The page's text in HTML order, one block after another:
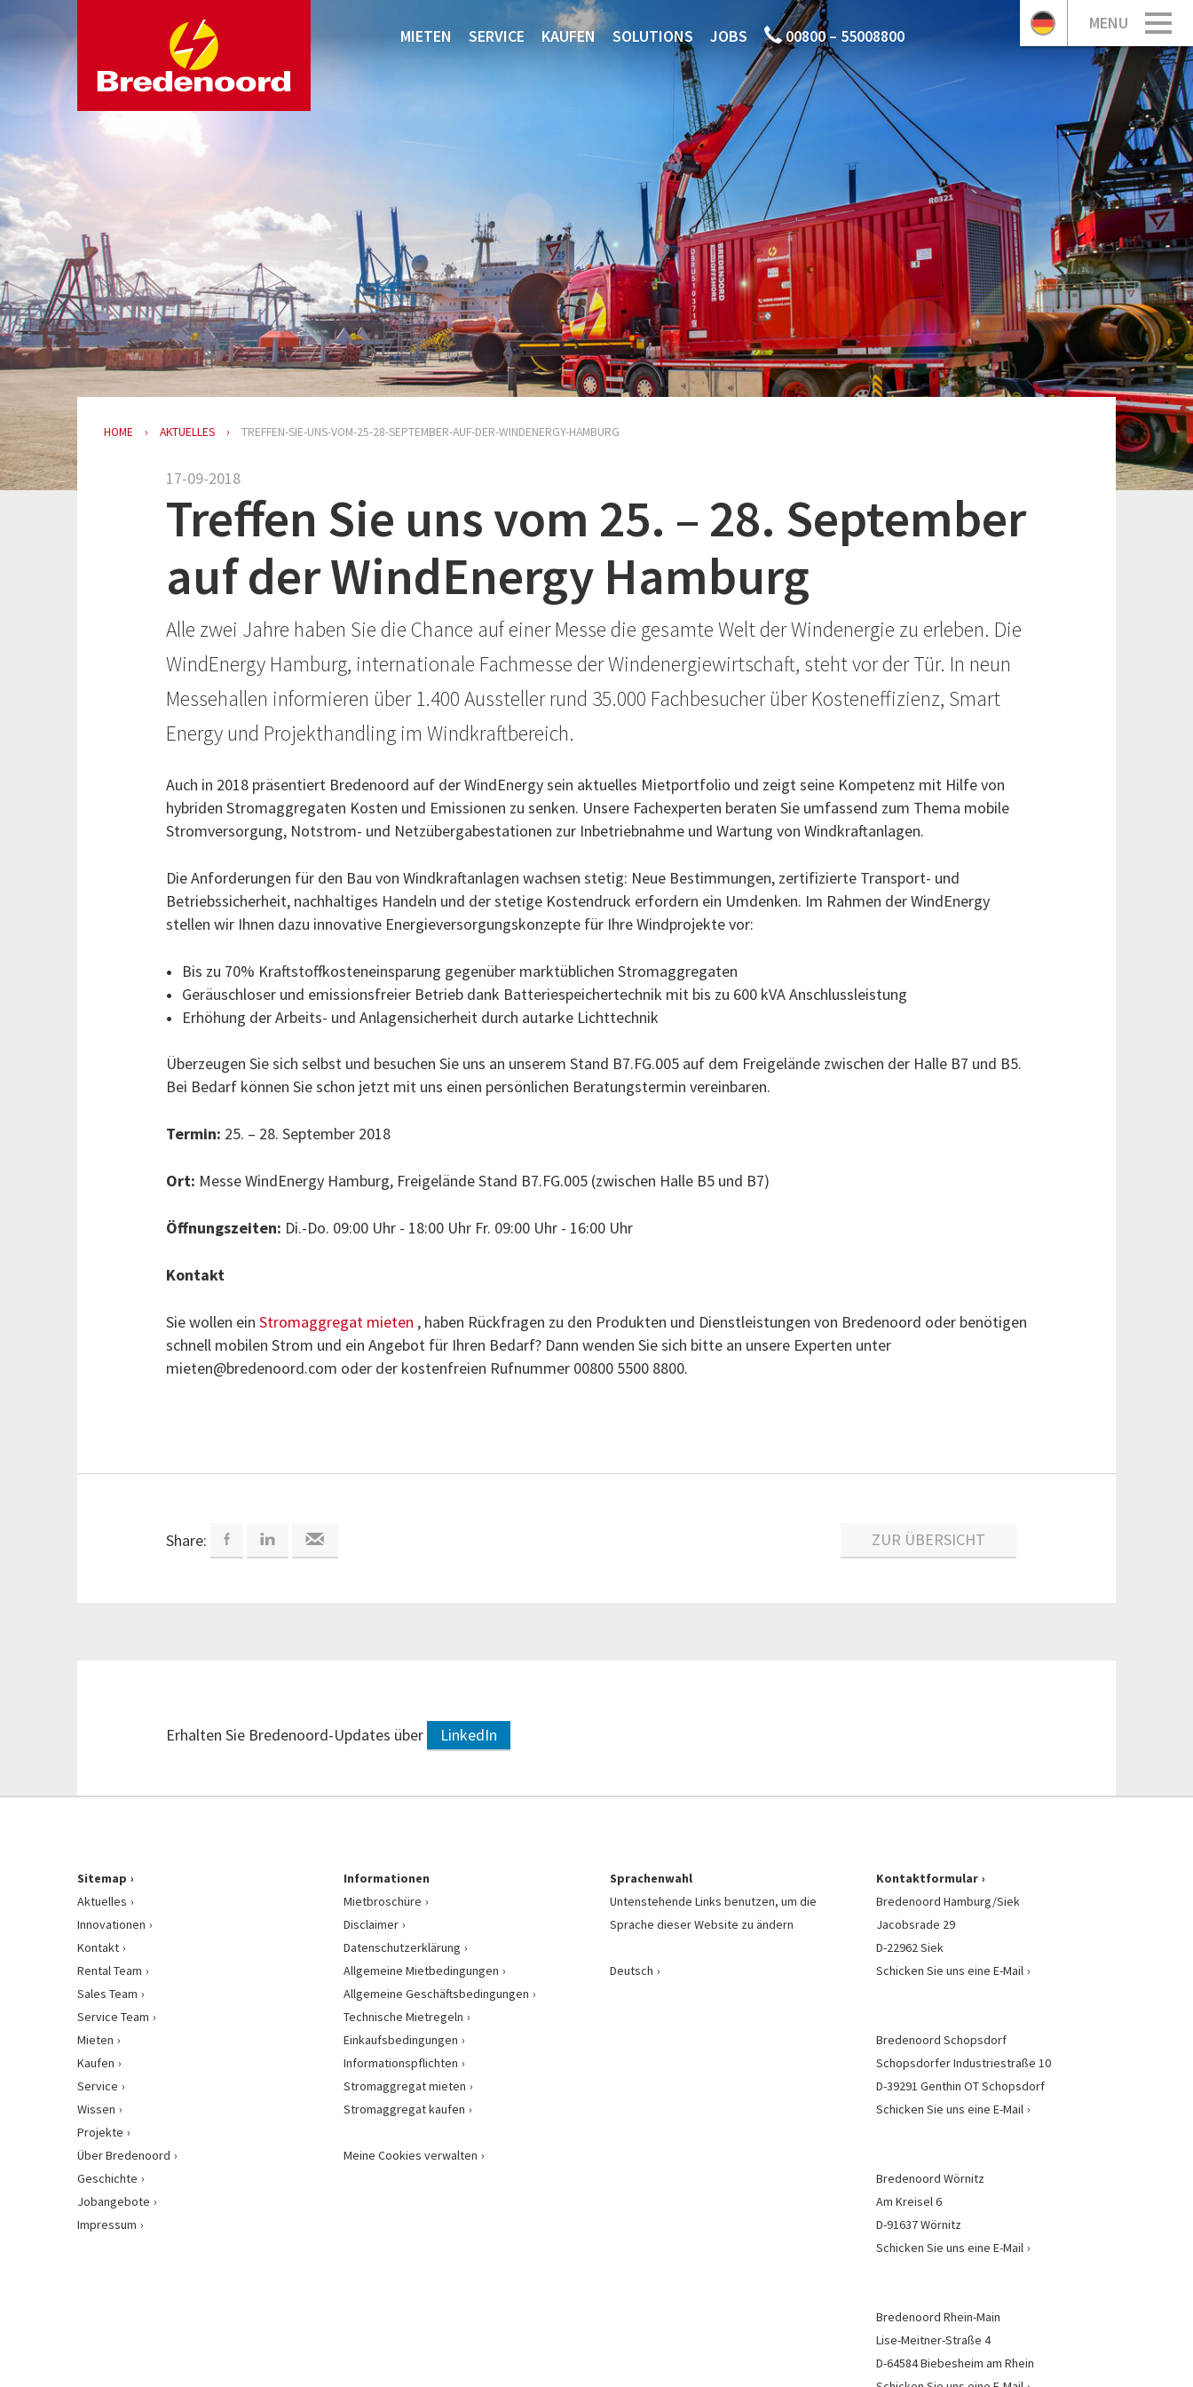
MENU
MIETEN SERVICE KAUFEN SOLUTIONS JOBS 00800 – 55008800
HOME AKTUELLES TREFFEN-SIE-UNS-VOM-25-28-SEPTEMBER-AUF-DER-WINDENERGY-HAMBURG
17-09-2018
Treffen Sie uns vom 25. – 28. September
auf der WindEnergy Hamburg
Alle zwei Jahre haben Sie die Chance auf einer Messe die gesamte Welt der Windenergie zu erleben. Die
WindEnergy Hamburg, internationale Fachmesse der Windenergiewirtschaft, steht vor der Tür. In neun
Messehallen informieren über 1.400 Aussteller rund 35.000 Fachbesucher über Kosteneffizienz, Smart
Energy und Projekthandling im Windkraftbereich.
Auch in 2018 präsentiert Bredenoord auf der WindEnergy sein aktuelles Mietportfolio und zeigt seine Kompetenz mit Hilfe von
hybriden Stromaggregaten Kosten und Emissionen zu senken. Unsere Fachexperten beraten Sie umfassend zum Thema mobile
Stromversorgung, Notstrom- und Netzübergabestationen zur Inbetriebnahme und Wartung von Windkraftanlagen.
Die Anforderungen für den Bau von Windkraftanlagen wachsen stetig: Neue Bestimmungen, zertifizierte Transport- und
Betriebssicherheit, nachhaltiges Handeln und der stetige Kostendruck erfordern ein Umdenken. Im Rahmen der WindEnergy
stellen wir Ihnen dazu innovative Energieversorgungskonzepte für Ihre Windprojekte vor:
Bis zu 70% Kraftstoffkosteneinsparung gegenüber marktüblichen Stromaggregaten
Geräuschloser und emissionsfreier Betrieb dank Batteriespeichertechnik mit bis zu 600 kVA Anschlussleistung
Erhöhung der Arbeits- und Anlagensicherheit durch autarke Lichttechnik
Überzeugen Sie sich selbst und besuchen Sie uns an unserem Stand B7.FG.005 auf dem Freigelände zwischen der Halle B7 und B5.
Bei Bedarf können Sie schon jetzt mit uns einen persönlichen Beratungstermin vereinbaren.
Termin: 25. – 28. September 2018
Ort: Messe WindEnergy Hamburg, Freigelände Stand B7.FG.005 (zwischen Halle B5 und B7)
Öffnungszeiten: Di.-Do. 09:00 Uhr - 18:00 Uhr Fr. 09:00 Uhr - 16:00 Uhr
Kontakt
Sie wollen ein Stromaggregat mieten , haben Rückfragen zu den Produkten und Dienstleistungen von Bredenoord oder benötigen
schnell mobilen Strom und ein Angebot für Ihren Bedarf? Dann wenden Sie sich bitte an unsere Experten unter
mieten@bredenoord.com oder der kostenfreien Rufnummer 00800 5500 8800.
Share: ZUR ÜBERSICHT
Erhalten Sie Bredenoord-Updates über LinkedIn
Sitemap
Aktuelles
Innovationen
Kontakt
Rental Team
Sales Team
Service Team
Mieten
Kaufen
Service
Wissen
Projekte
Über Bredenoord
Geschichte
Jobangebote
Impressum
Informationen
Mietbroschüre
Disclaimer
Datenschutzerklärung
Allgemeine Mietbedingungen
Allgemeine Geschäftsbedingungen
Technische Mietregeln
Einkaufsbedingungen
Informationspflichten
Stromaggregat mieten
Stromaggregat kaufen
Meine Cookies verwalten
Sprachenwahl
Untenstehende Links benutzen, um die
Sprache dieser Website zu ändern
Deutsch
Kontaktformular
Bredenoord Hamburg/Siek
Jacobsrade 29
D-22962 Siek
Schicken Sie uns eine E-Mail
Bredenoord Schopsdorf
Schopsdorfer Industriestraße 10
D-39291 Genthin OT Schopsdorf
Schicken Sie uns eine E-Mail
Bredenoord Wörnitz
Am Kreisel 6
D-91637 Wörnitz
Schicken Sie uns eine E-Mail
Bredenoord Rhein-Main
Lise-Meitner-Straße 4
D-64584 Biebesheim am Rhein